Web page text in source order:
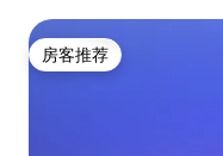
房客推荐
房客推荐